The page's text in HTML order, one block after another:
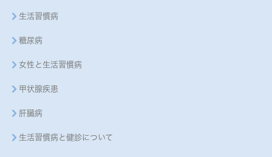
生活習慣病
糖尿病
女性と生活習慣病
甲状腺疾患
肝臓病
生活習慣病と健診について